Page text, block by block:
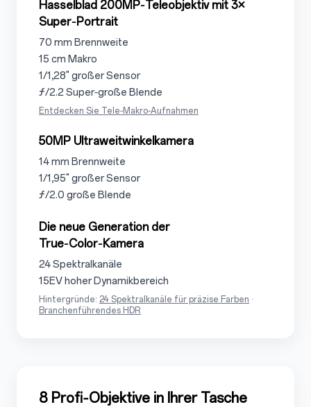
3.1.3
Hasselblad 200MP‑Teleobjektiv mit 3×
Super‑Portrait
3.1.3.1
70 mm Brennweite
3.1.3.2
15 cm Makro
3.1.3.3
1/1,28" großer Sensor
3.1.3.4
ƒ/2.2 Super‑große Blende
Entdecken Sie Tele‑Makro‑Aufnahmen
3.1.4
50MP Ultraweitwinkelkamera
3.1.4.1
14 mm Brennweite
3.1.4.2
1/1,95" großer Sensor
3.1.4.3
ƒ/2.0 große Blende
3.1.5
Die neue Generation der
True‑Color‑Kamera
3.1.5.1
24 Spektralkanäle
3.1.5.2
15EV hoher Dynamikbereich
Hintergründe: 24 Spektralkanäle für präzise Farben ·
Branchenführendes HDR
3.2
8 Profi‑Objektive in Ihrer Tasche